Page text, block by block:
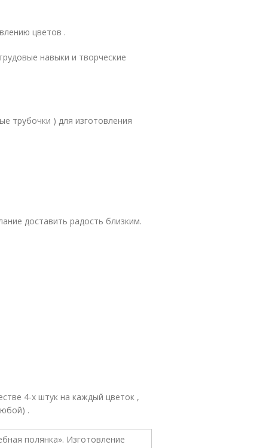
цветов .
навыки и творческие
трубочки ) для изготовления
доставить радость близким.
4-х штук на каждый цветок ,
.